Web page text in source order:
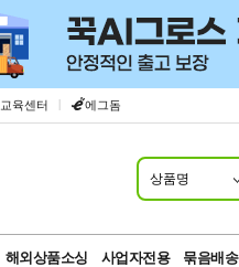
교육센터 | 에그돔
상품명
해외상품소싱 사업자전용 묶음배송